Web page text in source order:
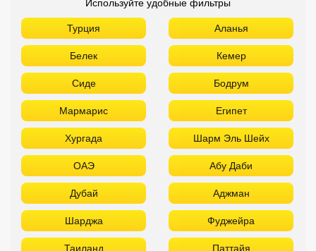
Используйте удобные фильтры
Турция Аланья
Белек Кемер
Сиде Бодрум
Мармарис Египет
Хургада Шарм Эль Шейх
ОАЭ Абу Даби
Дубай Аджман
Шарджа Фуджейра
Таиланд Паттайя